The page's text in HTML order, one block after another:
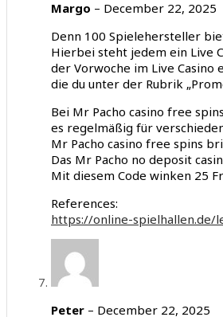
Margo – December 22, 2025
Denn 100 Spielehersteller
Hierbei steht jedem ein Live
der Vorwoche im Live
die du unter der Rubrik
Bei Mr Pacho casino free
es regelmäßig für
Mr Pacho casino free spins
Das Mr Pacho no deposit
Mit diesem Code winken 25
References:
https://online-spielhallen.de/
Peter – December 22, 2025